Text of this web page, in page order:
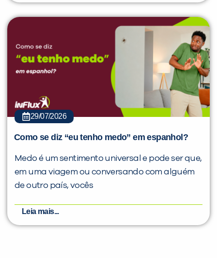
29/07/2026
Como se diz “eu tenho medo” em espanhol?
Medo é um sentimento universal e pode ser que,
em uma viagem ou conversando com alguém
de outro país, vocês
Leia mais...